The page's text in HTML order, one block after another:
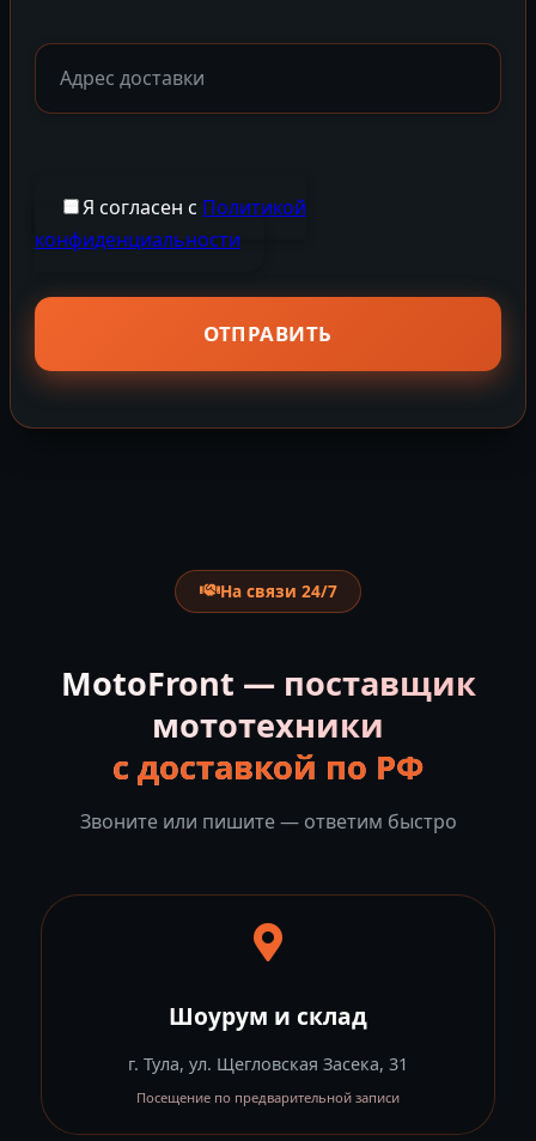
Я согласен с Политикой
конфиденциальности
На связи 24/7
MotoFront — поставщик
мототехники
с доставкой по РФ
Звоните или пишите — ответим быстро
Шоурум и склад
г. Тула, ул. Щегловская Засека, 31
Посещение по предварительной записи